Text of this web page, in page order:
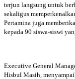
terjun langsung untuk
sekaligus
Pertamina juga
kepada 90 siswa-siswi
Executive General
Hisbul Masih,